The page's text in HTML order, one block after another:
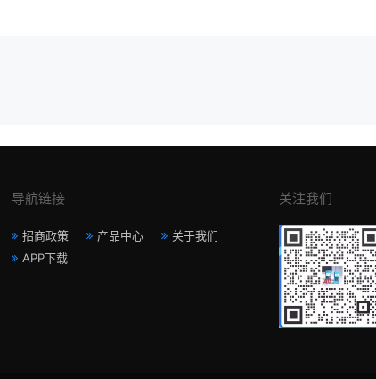
导航链接
招商政策 产品中心
关于我们
APP下载
关注我们